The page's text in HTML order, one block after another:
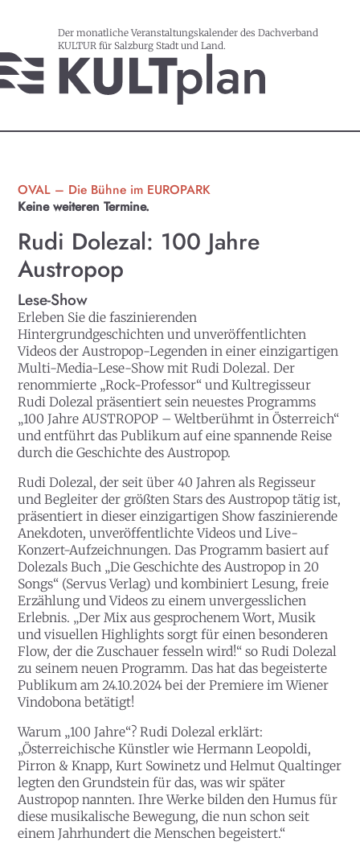
Der monatliche Veranstaltungskalender des Dachverband
KULTUR für Salzburg Stadt und Land.
OVAL – Die Bühne im EUROPARK
Keine weiteren Termine.
Rudi Dolezal: 100 Jahre
Austropop
Lese-Show
Erleben Sie die faszinierenden
Hintergrundgeschichten und unveröffentlichten
Videos der Austropop-Legenden in einer einzigartigen
Multi-Media-Lese-Show mit Rudi Dolezal. Der
renommierte „Rock-Professor“ und Kultregisseur
Rudi Dolezal präsentiert sein neuestes Programms
„100 Jahre AUSTROPOP – Weltberühmt in Österreich“
und entführt das Publikum auf eine spannende Reise
durch die Geschichte des Austropop.
Rudi Dolezal, der seit über 40 Jahren als Regisseur
und Begleiter der größten Stars des Austropop tätig ist,
präsentiert in dieser einzigartigen Show faszinierende
Anekdoten, unveröffentlichte Videos und Live-
Konzert-Aufzeichnungen. Das Programm basiert auf
Dolezals Buch „Die Geschichte des Austropop in 20
Songs“ (Servus Verlag) und kombiniert Lesung, freie
Erzählung und Videos zu einem unvergesslichen
Erlebnis. „Der Mix aus gesprochenem Wort, Musik
und visuellen Highlights sorgt für einen besonderen
Flow, der die Zuschauer fesseln wird!“ so Rudi Dolezal
zu seinem neuen Programm. Das hat das begeisterte
Publikum am 24.10.2024 bei der Premiere im Wiener
Vindobona betätigt!
Warum „100 Jahre“? Rudi Dolezal erklärt:
„Österreichische Künstler wie Hermann Leopoldi,
Pirron & Knapp, Kurt Sowinetz und Helmut Qualtinger
legten den Grundstein für das, was wir später
Austropop nannten. Ihre Werke bilden den Humus für
diese musikalische Bewegung, die nun schon seit
einem Jahrhundert die Menschen begeistert.“